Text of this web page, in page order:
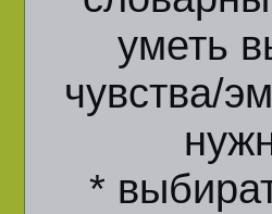
уметь
чувства/
*